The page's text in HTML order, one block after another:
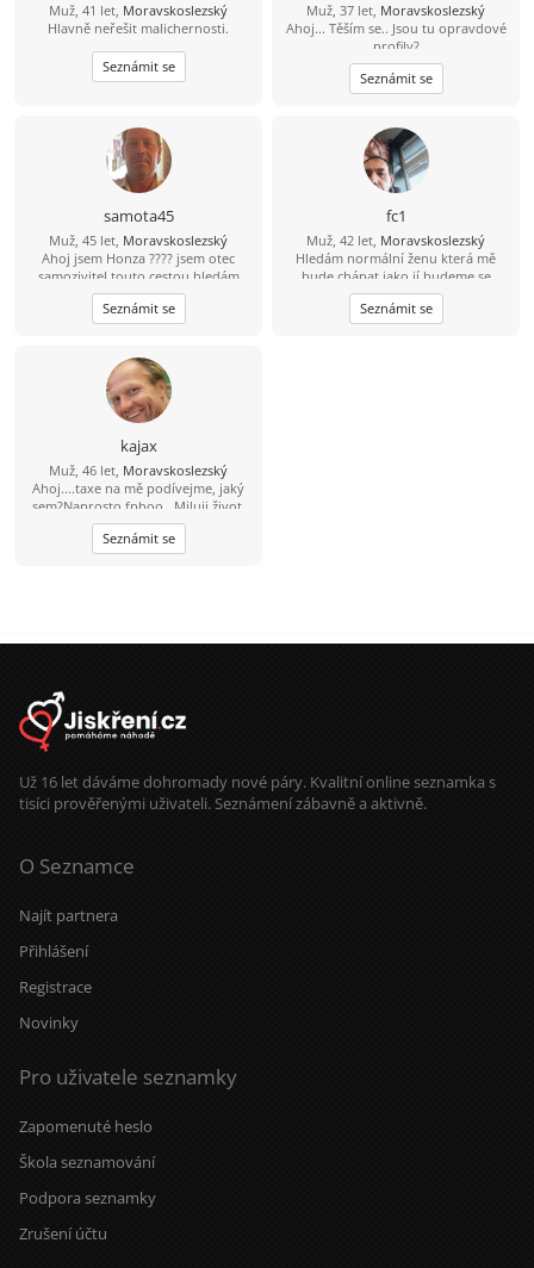
Muž, 41 let, Moravskoslezský
Hlavně neřešit malichernosti.
Seznámit se
Muž, 37 let, Moravskoslezský
Ahoj... Těším se.. Jsou tu opravdové
profily?
Seznámit se
samota45
Muž, 45 let, Moravskoslezský
Ahoj jsem Honza ???? jsem otec
samozivitel touto cestou hledám
lásku porozumění a upsymnost.
Seznámit se
fc1
Muž, 42 let, Moravskoslezský
Hledám normální ženu která mě
bude chápat jako jí budeme se
podporovat navzájem v dobrém i
zlem nesnáším nevěru a která ví co
od života chce
Seznámit se
kajax
Muž, 46 let, Moravskoslezský
Ahoj....taxe na mě podívejme, jaký
sem?Naprosto fphoo...Miluji život,
rád se směju, miluji sluníčko, sem
pozitivně naladěný extrovert, takže
když je tma tak já svítím...Místama až
tancovat i na stole ''nahoře bez'' a
nelekneš....pokud si dočetla až sem
tak gratuluji....
Seznámit se
Už 16 let dáváme dohromady nové páry. Kvalitní online seznamka s
tisíci prověřenými uživateli. Seznámení zábavně a aktivně.
O Seznamce
Najít partnera
Přihlášení
Registrace
Novinky
Pro uživatele seznamky
Zapomenuté heslo
Škola seznamování
Podpora seznamky
Zrušení účtu